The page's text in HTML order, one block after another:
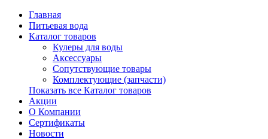
Главная
Питьевая вода
Каталог товаров
Кулеры для воды
Аксессуары
Сопутствующие товары
Комплектующие (запчасти)
Показать все Каталог товаров
Акции
О Компании
Сертификаты
Новости